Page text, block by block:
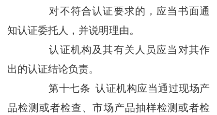
对不符合认证要求的，应当书面通
知认证委托人，并说明理由。
认证机构及其有关人员应当对其作
出的认证结论负责。
第十七条 认证机构应当通过现场产
品检测或者检查、市场产品抽样检测或者检